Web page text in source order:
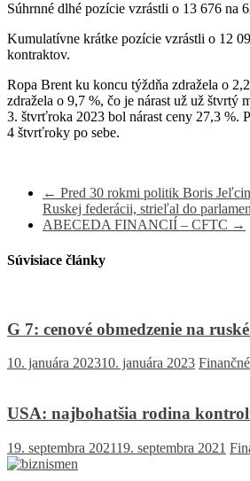
Súhrnné dlhé pozície vzrástli o 13 676 na
Kumulatívne krátke pozície vzrástli o 12
kontraktov.
Ropa Brent ku koncu týždňa zdražela o
zdražela o 9,7 %, čo je nárast už už štvrtý
3. štvrťroka 2023 bol nárast ceny 27,3 %.
4 štvrťroky po sebe.
← Pred 30 rokmi politik Boris
Ruskej federácii, strieľal do
ABECEDA FINANCIÍ – CFTC →
Súvisiace články
G 7: cenové obmedzenie na
10. januára 202310. januára 2023
USA: najbohatšia rodina
19. septembra 202119. septembra 2021